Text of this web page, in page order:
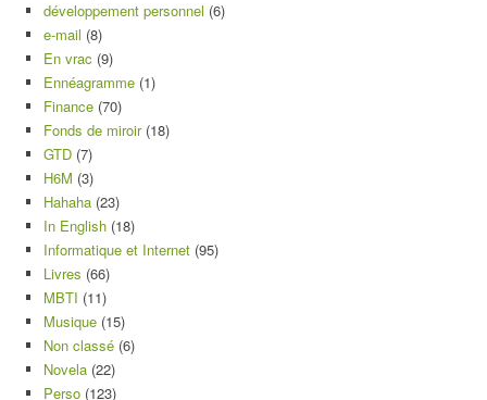
développement personnel (6)
e-mail (8)
En vrac (9)
Ennéagramme (1)
Finance (70)
Fonds de miroir(18)
GTD (7)
H6M (3)
Hahaha (23)
In English (18)
Informatique et Internet (95)
Livres (66)
MBTI (11)
Musique (15)
Non classé (6)
Novela (22)
Perso (123)